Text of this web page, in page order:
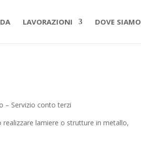
LAVORAZIONI DOVE SIAMO
– Servizio conto terzi
lamiere o strutture in metallo,